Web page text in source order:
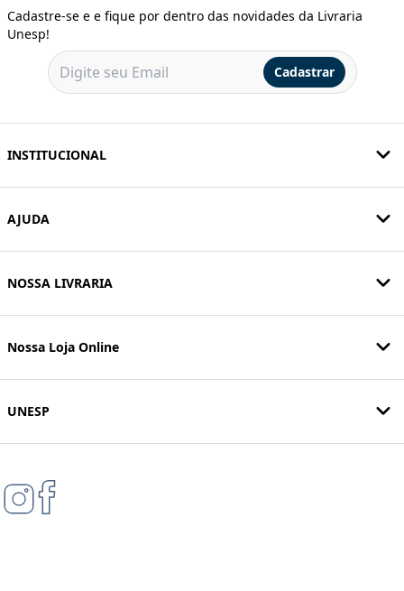
Cadastre-se e e fique por dentro das novidades da Livraria
Unesp!
Cadastrar
INSTITUCIONAL
AJUDA
NOSSA LIVRARIA
Nossa Loja Online
UNESP